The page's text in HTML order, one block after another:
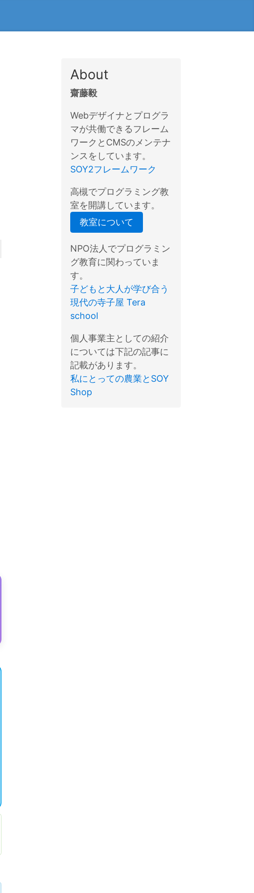
About
齋藤毅
Webデザイナとプログラ
マが共働できるフレーム
ワークとCMSのメンテナ
ンスをしています。
SOY2フレームワーク
高槻でプログラミング教
室を開講しています。
教室について
NPO法人でプログラミン
グ教育に関わっていま
す。
子どもと大人が学び合う
現代の寺子屋 Tera
school
個人事業主としての紹介
については下記の記事に
記載があります。
私にとっての農業とSOY
Shop